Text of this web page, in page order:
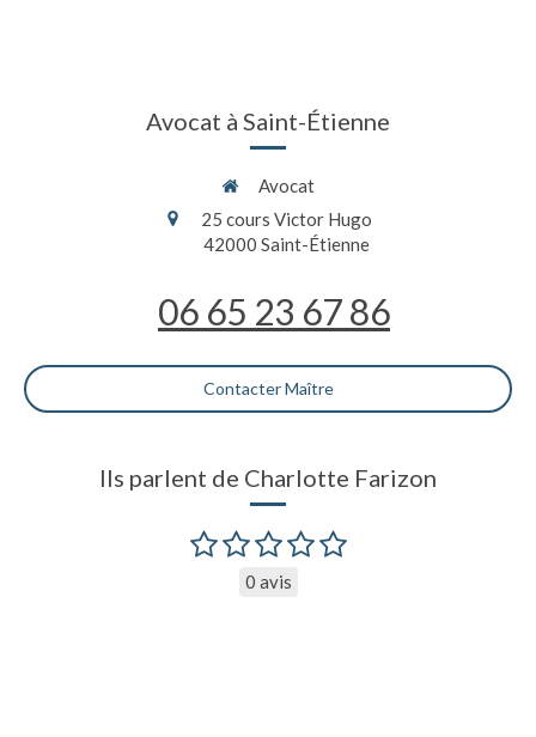
Avocat à Saint-Étienne
Avocat
25 cours Victor Hugo
42000 Saint-Étienne
06 65 23 67 86
Contacter Maître
Ils parlent de Charlotte Farizon
0 avis